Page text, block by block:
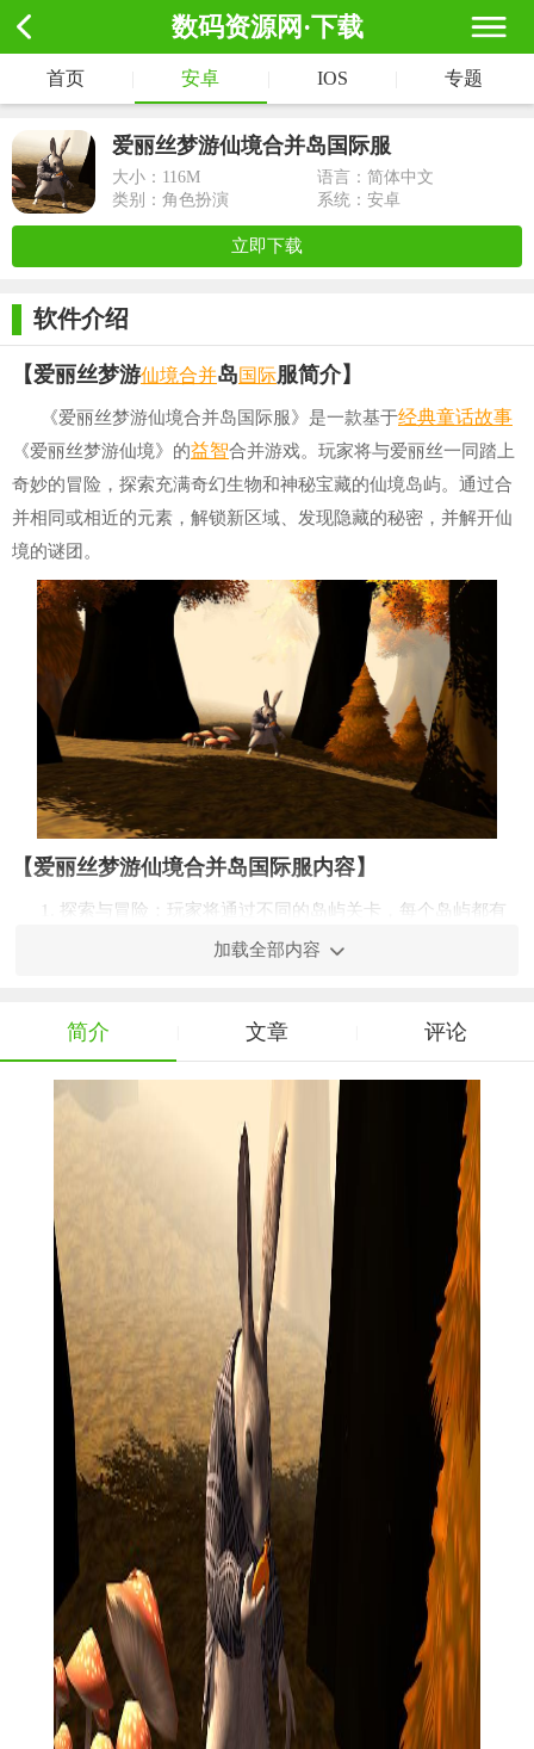
数码资源网·下载
首页 安卓 IOS 专题
爱丽丝梦游仙境合并岛国际服
大小： 116M
语言：简体中文
类别：角色扮演
系统：安卓
立即下载
软件介绍
【爱丽丝梦游仙境合并岛国际服简介】
《爱丽丝梦游仙境合并岛国际服》是一款基于经典童话故事
《爱丽丝梦游仙境》的益智合并游戏。玩家将与爱丽丝一同踏上
奇妙的冒险，探索充满奇幻生物和神秘宝藏的仙境岛屿。通过合
并相同或相近的元素，解锁新区域、发现隐藏的秘密，并解开仙
境的谜团。
【爱丽丝梦游仙境合并岛国际服内容】
1. 探索与冒险：玩家将通过不同的岛屿关卡，每个岛屿都有
等），达到指定要求以解锁新区域或完成目标。
3. 角色养成：与爱丽丝一起成长，通过游戏进程提升她的能
力，帮助她解决更复杂的谜题。
4. 解谜与发现：发现隐藏的宝藏和秘密，解开仙境的神秘面
5. 多人合作与竞技：与其他玩家合作或竞争，共同探索仙境
或争夺排名。
【爱丽丝梦游仙境合并岛国际服特色】
1. 经典童话元素：融入《爱丽丝梦游仙境》的经典角色和场
景，营造独特的游戏氛围。
2. 策略与思考：合并策略和逻辑思维结合，挑战玩家的智慧
和决策能力。
3. 视觉盛宴：精美的手绘画面和丰富的动画效果，带来视觉
4. 社交互动：内置的社交功能让玩家可以与朋友互动、分享
进度和成就。
【爱丽丝梦游仙境合并岛国际服技巧】
1. 观察与规划：在合并前仔细观察元素，合理规划合并路径
以最大化效率。
加载全部内容
简介 文章 评论